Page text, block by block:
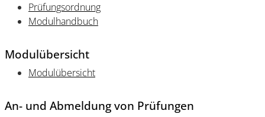
Prüfungsordnung
Modulhandbuch
Modulübersicht
Modulübersicht
An- und Abmeldung von Prüfungen